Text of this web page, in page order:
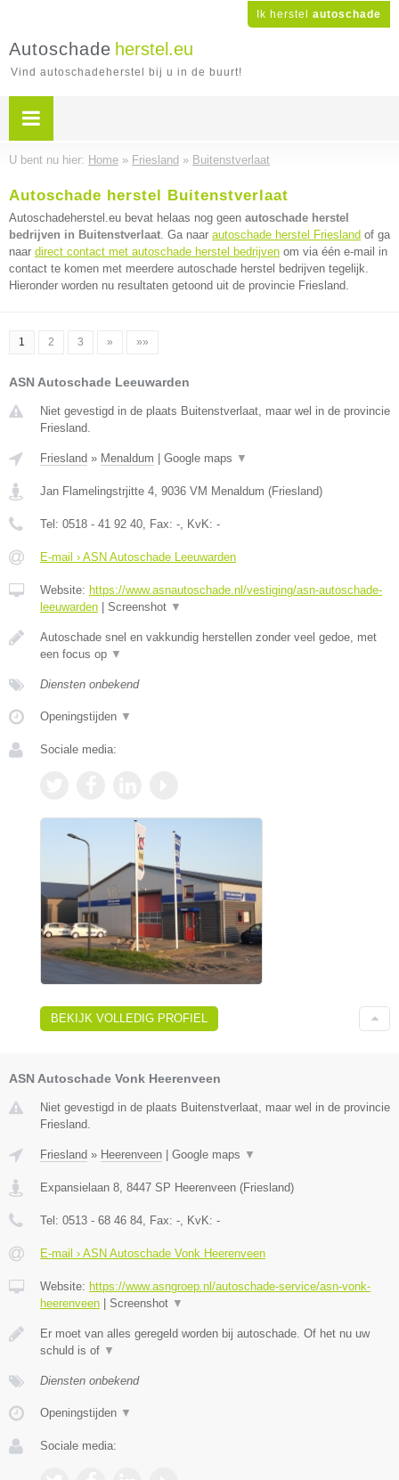
Ik herstel autoschade
Autoschade herstel.eu
Vind autoschadeherstel bij u in de buurt!
U bent nu hier: Home » Friesland » Buitenstverlaat
Autoschade herstel Buitenstverlaat
Autoschadeherstel.eu bevat helaas nog geen autoschade herstel
bedrijven in Buitenstverlaat. Ga naar autoschade herstel Friesland of ga
naar direct contact met autoschade herstel bedrijven om via één e-mail in
contact te komen met meerdere autoschade herstel bedrijven tegelijk.
Hieronder worden nu resultaten getoond uit de provincie Friesland.
1 2 3 » »»
ASN Autoschade Leeuwarden
Niet gevestigd in de plaats Buitenstverlaat, maar wel in de provincie
Friesland.
Friesland » Menaldum Google maps ▼
Jan Flamelingstrjitte 4, 9036 VM Menaldum (Friesland)
Tel: 0518 - 41 92 40, Fax: -, KvK: -
E-mail › ASN Autoschade Leeuwarden
Website: https://www.asnautoschade.nl/vestiging/asn-autoschade-
leeuwarden
Screenshot ▼
Autoschade snel en vakkundig herstellen zonder veel gedoe, met
een focus op ▼
Diensten onbekend
Openingstijden ▼
Sociale media:
BEKIJK VOLLEDIG PROFIEL
ASN Autoschade Vonk Heerenveen
Niet gevestigd in de plaats Buitenstverlaat, maar wel in de provincie
Friesland.
Friesland » Heerenveen | Google maps ▼
Expansielaan 8 8447 SP Heerenveen (Friesland)
Tel: 0513 - 68 46 84 , Fax: - , KvK: -
E-mail › ASN Autoschade Vonk Heerenveen
Website: https://www.asngroep.nl/autoschade-service/asn-vonk-
heerenveen | Screenshot ▼
Er moet van alles geregeld worden bij autoschade. Of het nu uw
schuld is of ▼
Diensten onbekend
Openingstijden ▼
Sociale media: